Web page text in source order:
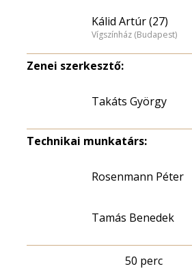
Kálid Artúr (27)
Vígszínház (Budapest)
Zenei szerkesztő:
Takáts György
Technikai munkatárs:
Rosenmann Péter
Tamás Benedek
50 perc